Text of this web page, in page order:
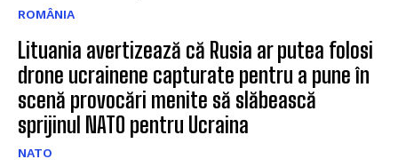
ROMÂNIA
Lituania avertizează că Rusia ar putea folosi
drone ucrainene capturate pentru a pune în
scenă provocări menite să slăbească
sprijinul NATO pentru Ucraina
NATO